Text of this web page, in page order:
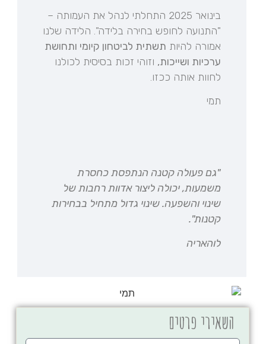
בינואר 2025 התחלתי לנהל את העמותה –
"התנועה לחופש בחירה בלידה". הלידה שלנו
אמורה להיות תשתית לביטחון קיומי ותחושת
ערכיות ושייכות, וזוהי זכות בסיסית לכולנו
לחוות אותה ככזו.
תמי
"גם פעולה קטנה הנתפסת כחסרת
משמעות, יכולה ליצור אדוות רחבות של
שינוי והשפעה. שינוי גדול מתחיל בבחירות
קטנות".
לוהאריה
השאירי פרטים